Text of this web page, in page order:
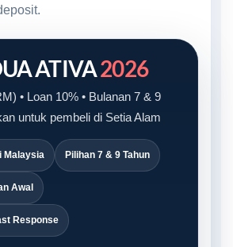
ATIVA2026
• Loan 10% • Bulanan 7 & 9
untuk pembeli di Setia Alam
Malaysia Pilihan 7 & 9 Tahun
Awal
Response